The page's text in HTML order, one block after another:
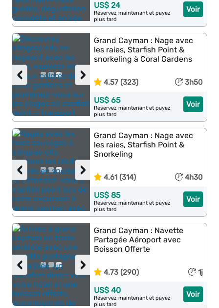
Voir
US$ 24
Réservez maintenant et payez
plus tard
›
‹
Grand Cayman : Nage avec
les raies, Starfish Point &
snorkeling à Coral Gardens
4.57 (323) 3h50
Voir
US$ 65
Réservez maintenant et payez
plus tard
›
‹
Grand Cayman : Nage avec
les raies, Starfish Point &
Snorkeling
4.61 (314) 4h30
Voir
US$ 85
Réservez maintenant et payez
plus tard
›
‹
Grand Cayman : Navette
Partagée Aéroport avec
Boisson Offerte
4.73 (290) 1j
Voir
US$ 40
Réservez maintenant et payez
plus tard